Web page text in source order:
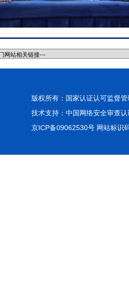
版权所有：国家认证认可监督
技术支持： 中国网络安全审查
京ICP备09062530号 网站标识